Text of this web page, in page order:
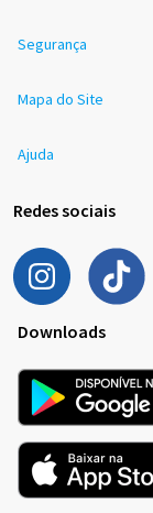
Segurança
Mapa do Site
Ajuda
Redes sociais
Downloads